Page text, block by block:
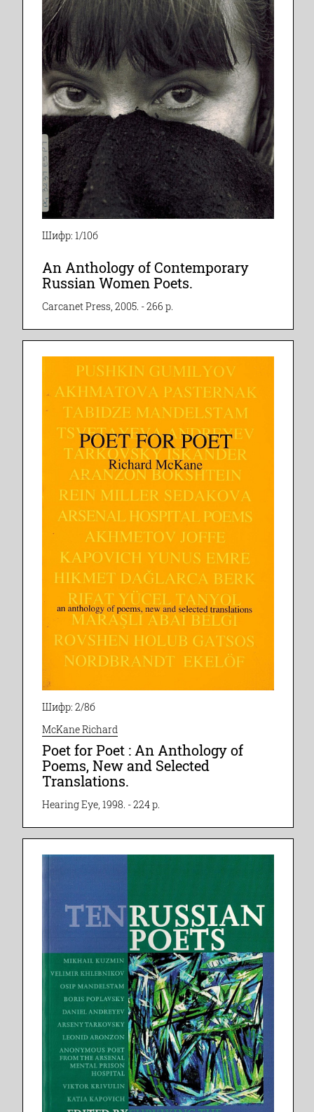
Шифр: 1/10б
An Anthology of Contemporary
Russian Women Poets.
Carcanet Press, 2005. - 266 p.
Шифр: 2/8б
McKane Richard
Poet for Poet : An Anthology of
Poems, New and Selected
Translations.
Hearing Eye, 1998. - 224 p.